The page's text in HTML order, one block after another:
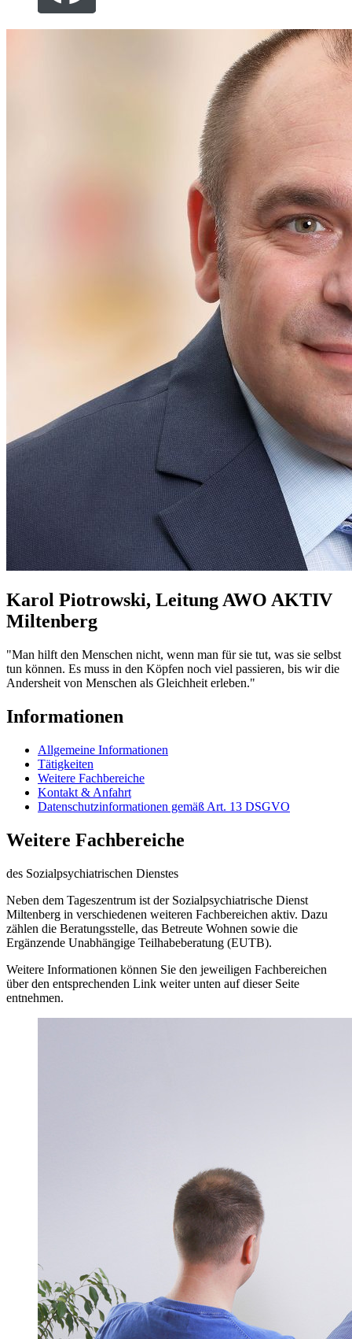
Karol Piotrowski, Leitung AWO AKTIV
Miltenberg
"Man hilft den Menschen nicht, wenn man für sie tut, was sie selbst
tun können. Es muss in den Köpfen noch viel passieren, bis wir die
Andersheit von Menschen als Gleichheit erleben."
Informationen
Allgemeine Informationen
Tätigkeiten
Weitere Fachbereiche
Kontakt & Anfahrt
Datenschutzinformationen gemäß Art. 13 DSGVO
Weitere Fachbereiche
des Sozialpsychiatrischen Dienstes
Neben dem Tageszentrum ist der Sozialpsychiatrische Dienst
Miltenberg in verschiedenen weiteren Fachbereichen aktiv. Dazu
zählen die Beratungsstelle, das Betreute Wohnen sowie die
Ergänzende Unabhängige Teilhabeberatung (EUTB).
Weitere Informationen können Sie den jeweiligen Fachbereichen
über den entsprechenden Link weiter unten auf dieser Seite
entnehmen.